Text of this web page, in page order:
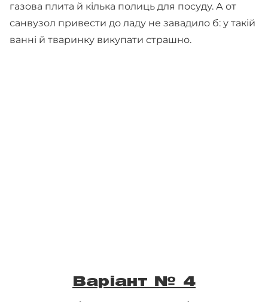
газова плита й кілька полиць для посуду. А от
санвузол привести до ладу не завадило б: у такій
ванні й тваринку викупати страшно.
Варіант № 4